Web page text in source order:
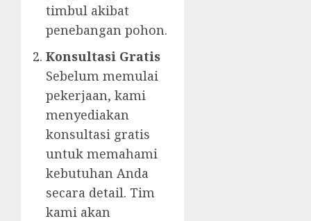
timbul akibat
penebangan pohon.
Konsultasi Gratis
Sebelum memulai
pekerjaan, kami
menyediakan
konsultasi gratis
untuk memahami
kebutuhan Anda
secara detail. Tim
kami akan